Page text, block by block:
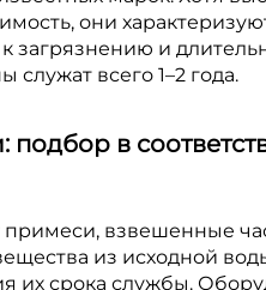
они
загрязнению и
служат всего 1–2 года.
в
примеси, взвешенные
из исходной
их срока службы.